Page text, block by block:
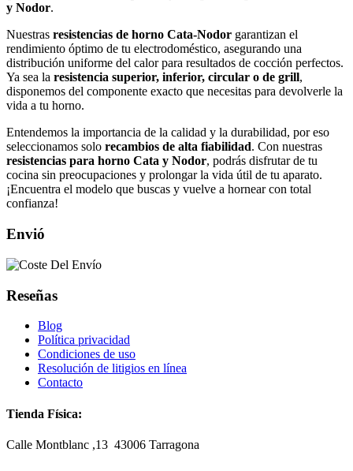
y Nodor.
Nuestras resistencias de horno Cata-Nodor garantizan el
rendimiento óptimo de tu electrodoméstico, asegurando una
distribución uniforme del calor para resultados de cocción perfectos.
Ya sea la resistencia superior, inferior, circular o de grill,
disponemos del componente exacto que necesitas para devolverle la
vida a tu horno.
Entendemos la importancia de la calidad y la durabilidad, por eso
seleccionamos solo recambios de alta fiabilidad. Con nuestras
resistencias para horno Cata y Nodor, podrás disfrutar de tu
cocina sin preocupaciones y prolongar la vida útil de tu aparato.
¡Encuentra el modelo que buscas y vuelve a hornear con total
confianza!
Envió
Reseñas
Blog
Política privacidad
Condiciones de uso
Resolución de litigios en línea
Contacto
Tienda Física:
Calle Montblanc ,13 43006 Tarragona